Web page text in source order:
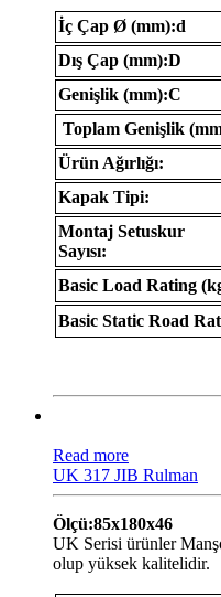
İç Çap Ø (mm):d
Dış Çap (mm):D
Genişlik (mm):C
Toplam Genişlik
Ürün Ağırlığı:
Kapak Tipi:
Montaj Setuskur
Sayısı:
Basic Load Rating
Basic Static Road
Read more
UK 317 JIB Rulman
Ölçü:85x180x46
UK Serisi ürünler
olup yüksek kalitelidir.